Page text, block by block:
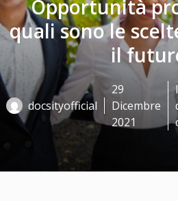
Opportunità
quali sono le
il
docsityofficial
29
Dicembre
2021